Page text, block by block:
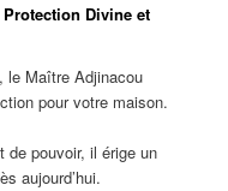
Divine et
le Maître Adjinacou
pour votre maison.
de pouvoir, il érige un
aujourd’hui.